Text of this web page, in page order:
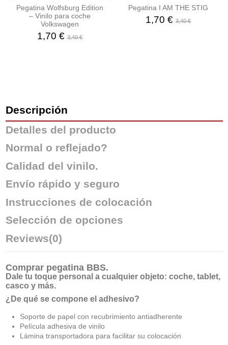
Pegatina Wolfsburg Edition
– Vinilo para coche
Volkswagen
1,70 € 3,40 €
Pegatina I AM THE STIG
1,70 €3,40 €
Descripción
Detalles del producto
Normal o reflejado?
Calidad del vinilo.
Envío rápido y seguro
Instrucciones de colocación
Selección de opciones
Reviews(0)
Comprar pegatina BBS.
Dale tu toque personal a cualquier objeto: coche, tablet,
casco y más.
¿De qué se compone el adhesivo?
Soporte de papel con recubrimiento antiadherente
Película adhesiva de vinilo
Lámina transportadora para facilitar su colocación